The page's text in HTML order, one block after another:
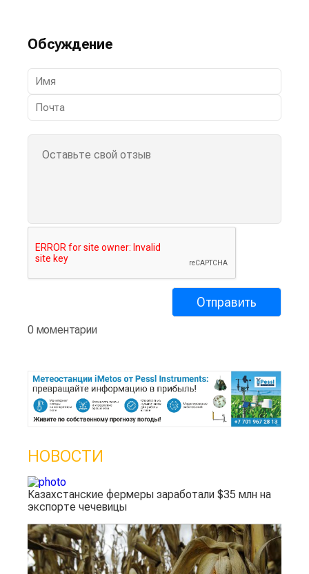
Обсуждение
0 моментарии
НОВОСТИ
Казахстанские фермеры заработали $35 млн на
экспорте чечевицы